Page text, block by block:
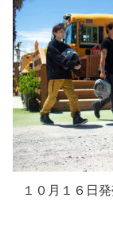
１０月１６日